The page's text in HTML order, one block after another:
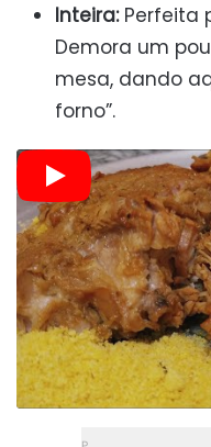
Inteira:Perfeita
Demora um
mesa, dando
forno”.